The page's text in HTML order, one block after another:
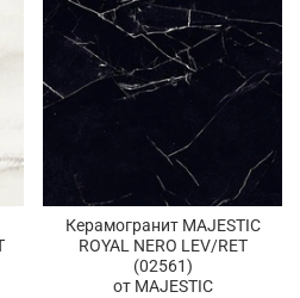
Керамогранит MAJESTIC
ROYAL NERO LEV/RET
(02561)
от MAJESTIC